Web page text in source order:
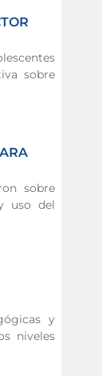
sobre
sobre
uso del
y
niveles